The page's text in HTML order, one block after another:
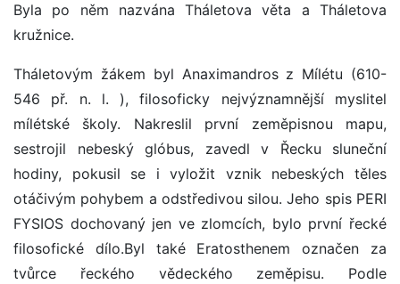
Byla po něm nazvána Tháletova věta a Tháletova
kružnice.
Tháletovým žákem byl Anaximandros z Mílétu (610-
546 př. n. l. ), filosoficky nejvýznamnější myslitel
mílétské školy. Nakreslil první zeměpisnou mapu,
sestrojil nebeský glóbus, zavedl v Řecku sluneční
hodiny, pokusil se i vyložit vznik nebeských těles
otáčivým pohybem a odstředivou silou. Jeho spis PERI
FYSIOS dochovaný jen ve zlomcích, bylo první řecké
filosofické dílo.Byl také Eratosthenem označen za
tvůrce řeckého vědeckého zeměpisu. Podle